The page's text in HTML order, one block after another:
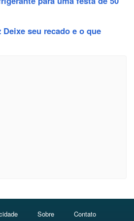
seu recado e o que
Sobre Contato